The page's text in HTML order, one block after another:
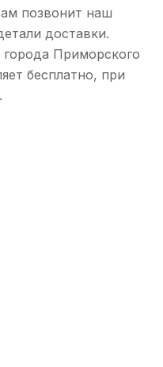
позвонит наш
доставки.
Приморского
бесплатно, при